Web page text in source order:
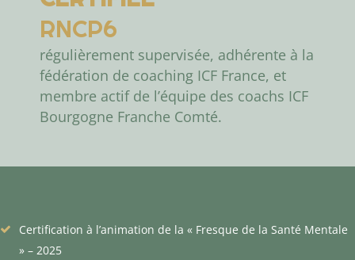
RNCP6
régulièrement supervisée, adhérente à la
fédération de coaching ICF France, et
membre actif de l’équipe des coachs ICF
Bourgogne Franche Comté.
Certification à l’animation de la « Fresque de la Santé Mentale
» – 2025